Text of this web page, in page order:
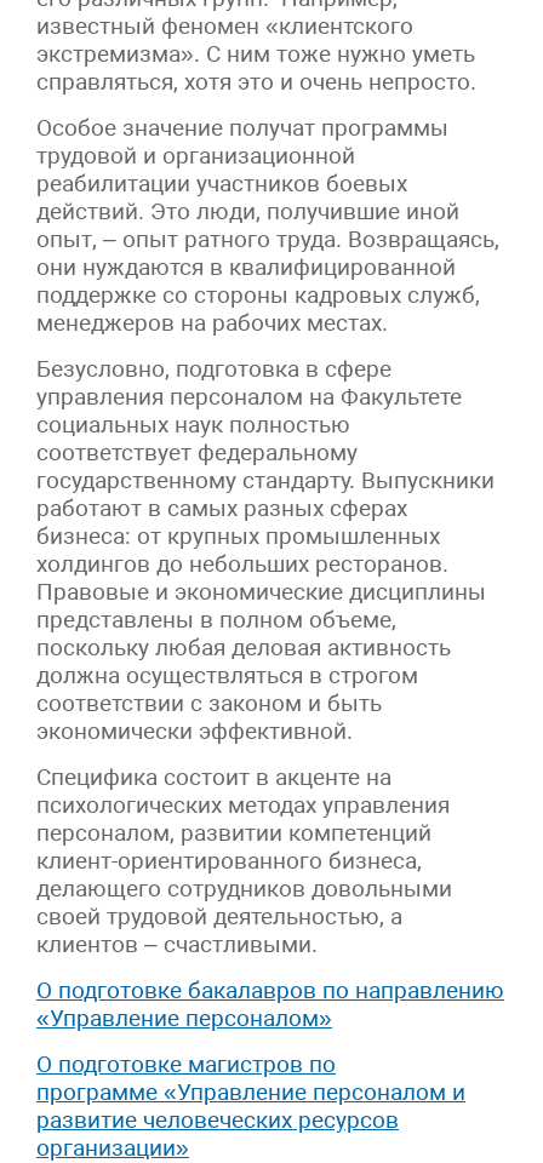
известный феномен «клиентского
экстремизма». С ним тоже нужно уметь
справляться, хотя это и очень непросто.
Особое значение получат программы
трудовой и организационной
реабилитации участников боевых
действий. Это люди, получившие иной
опыт, – опыт ратного труда. Возвращаясь,
они нуждаются в квалифицированной
поддержке со стороны кадровых служб,
менеджеров на рабочих местах.
Безусловно, подготовка в сфере
управления персоналом на Факультете
социальных наук полностью
соответствует федеральному
государственному стандарту. Выпускники
работают в самых разных сферах
бизнеса: от крупных промышленных
холдингов до небольших ресторанов.
Правовые и экономические дисциплины
представлены в полном объеме,
поскольку любая деловая активность
должна осуществляться в строгом
соответствии с законом и быть
экономически эффективной.
Специфика состоит в акценте на
психологических методах управления
персоналом, развитии компетенций
клиент-ориентированного бизнеса,
делающего сотрудников довольными
своей трудовой деятельностью, а
клиентов – счастливыми.
О подготовке бакалавров по направлению
«Управление персоналом»
О подготовке магистров по
программе «Управление персоналом и
развитие человеческих ресурсов
организации»